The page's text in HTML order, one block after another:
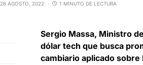
26 AGOSTO, 2022 1 MINUTO DE LECTURA
Sergio Massa, Ministro
dólar tech que busca
cambiario aplicado